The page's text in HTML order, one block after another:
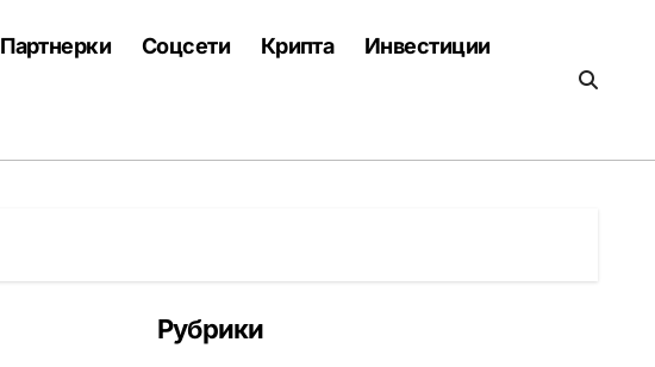
Партнерки Соцсети Крипта Инвестиции
Рубрики